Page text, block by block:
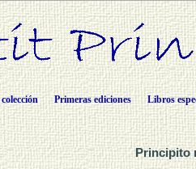
Primeras ediciones Libros
Principito